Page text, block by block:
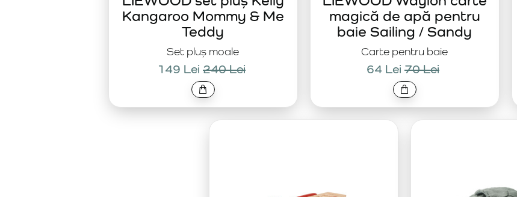
Set pluș moale
Kangaroo Mommy & Me
Teddy
149 Lei 240 Lei
Carte pentru baie
magică de apă pentru
baie Sailing / Sandy
64 Lei 70 Lei